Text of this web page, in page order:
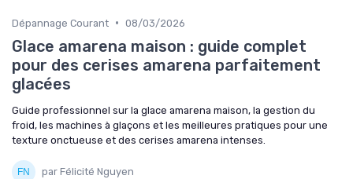
Dépannage Courant • 08/03/2026
Glace amarena maison : guide complet
pour des cerises amarena parfaitement
glacées
Guide professionnel sur la glace amarena maison, la gestion du
froid, les machines à glaçons et les meilleures pratiques pour une
texture onctueuse et des cerises amarena intenses.
par Félicité Nguyen